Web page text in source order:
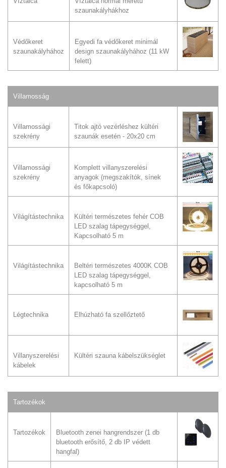
szaunakályhákhoz
Védőkeret
szaunakályhához
Egyedi fa védőkeret minimál
design szaunakályhához (11 kW
felett)
Villamosság
Villamossági
szekrény
Titok ajtó vezérléshez kültéri
szaunák esetén - 20x20 cm
Villamossági
szekrény
Komplett villanyszerelési
anyagok (megszakítók, sínek
és főkapcsoló)
Világítástechnika
Kültéri természetes fehér COB
LED szalag tápegységgel,
Kapcsolható 5 m
Világítástechnika
Beltéri természetes 4000K COB
LED szalag tápegységgel,
kapcsolható 5 m
Légtechnika Elhúzható fa szellőztető
Villanyszerelési
kábelek
Kültéri szauna kábelszükséglet
Tartozékok
Tartozékok
Bluetooth zenei hangrendszer (1 db
bluetooth erősítő, 2 db IP védett
hangfal)